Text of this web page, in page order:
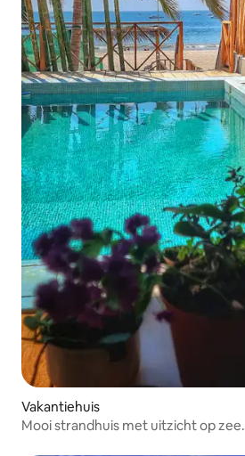
Vakantiehuis
Mooi strandhuis met uitzicht op zee.